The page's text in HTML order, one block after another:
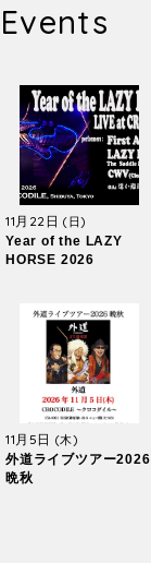
11月22日(日)
Year of the LAZY
HORSE 2026
11月5日 (木)
外道ライブツアー2026
晩秋